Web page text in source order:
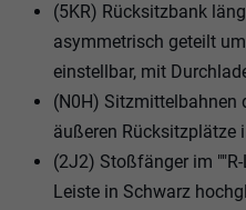
(5KR) Rücksitzbank
asymmetrisch geteilt
einstellbar, mit
(N0H) Sitzmittelbahnen
äußeren Rücksitzplätze
(2J2) Stoßfänger im
Leiste in Schwarz